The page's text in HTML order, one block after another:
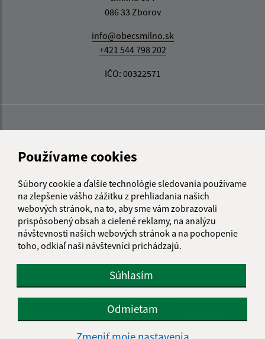
Používame cookies
Súbory cookie a ďalšie technológie sledovania používame
na zlepšenie vášho zážitku z prehliadania našich
webových stránok, na to, aby sme vám zobrazovali
prispôsobený obsah a cielené reklamy, na analýzu
návštevnosti našich webových stránok a na pochopenie
toho, odkiaľ naši návštevníci prichádzajú.
Súhlasím
Odmietam
086 33 Zborov
info@obecsmilno.sk
+421 544 798 202
IČO: 00322571
Informácie o stránke:
Vyhlásenie o prístupnosti
Autorské práva